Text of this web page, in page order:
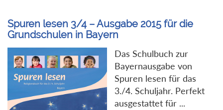
Spuren lesen 3/4 – Ausgabe 2015 für die
Grundschulen in Bayern
Das Schulbuch zur
Bayernausgabe von
Spuren lesen für das
3./4. Schuljahr. Perfekt
ausgestattet für ...